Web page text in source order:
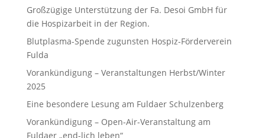
Großzügige Unterstützung der Fa. Desoi GmbH für
die Hospizarbeit in der Region.
Blutplasma-Spende zugunsten Hospiz-Förderverein
Fulda
Vorankündigung – Veranstaltungen Herbst/Winter
2025
Eine besondere Lesung am Fuldaer Schulzenberg
Vorankündigung – Open-Air-Veranstaltung am
Fuldaer „end-lich leben“